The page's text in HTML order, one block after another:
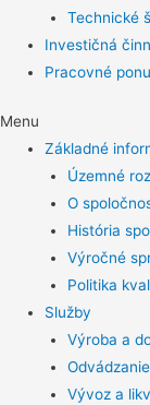
Technické
Investičná
Pracovné
Menu
Základné
Územné
O
História
Výročné
Politika
Služby
Výroba a
Vývoz a